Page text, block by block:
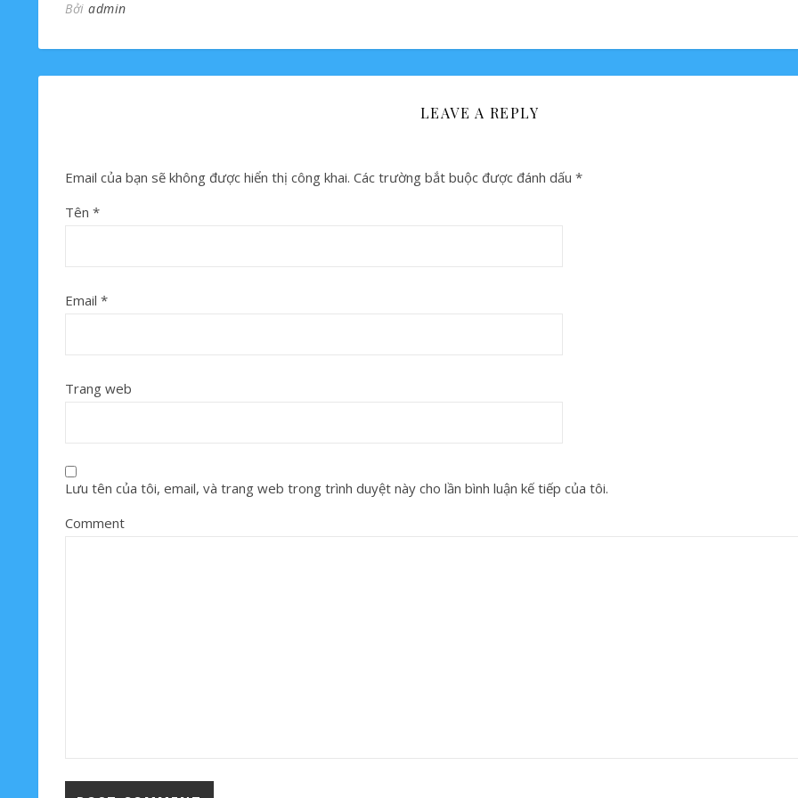
Bởi admin
LEAVE A REPLY
Email của bạn sẽ không được hiển thị công khai. Các trường bắt buộc được đánh dấu *
Tên *
Email *
Trang web
Lưu tên của tôi, email, và trang web trong trình duyệt này cho lần bình luận kế tiếp của tôi.
Comment